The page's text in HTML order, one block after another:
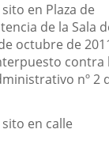
en Plaza de
de la Sala
octubre de
contra
nº 2
en calle